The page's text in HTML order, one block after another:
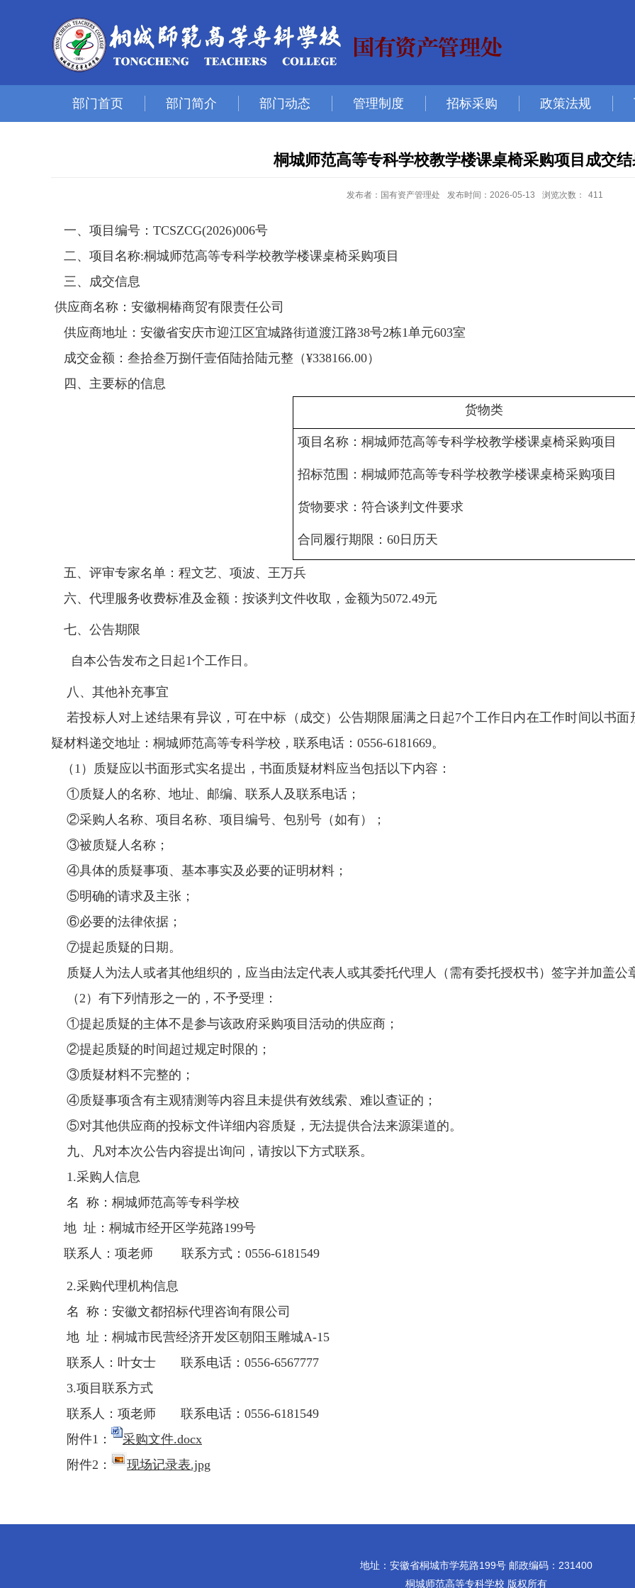
部门首页 部门简介 部门动态 管理制度 招标采购 政策法规
桐城师范高等专科学校教学楼课桌椅采购项目成交
发布者：国有资产管理处 发布时间：2026-05-13 浏览次数： 411
一、项目编号： TCSZCG(2026)006号
二、项目名称:桐城师范高等专科学校教学楼课桌椅采购项目
三、成交信息
供应商名称： 安徽桐椿商贸有限责任公司
供应商地址：安徽省安庆市迎江区宜城路街道渡江路38号2栋1单元603室
成交金额：叁拾叁万捌仟壹佰陆拾陆元整（¥338166.00）
四、主要标的信息
货物类
项目名称： 桐城师范高等专科学校教学楼课桌椅采购项目
招标范围： 桐城师范高等专科学校教学楼课桌椅采购项目
货物要求：符合谈判文件要求
合同履行期限 ： 60日历天
五、评审专家名单： 程文艺、项波、王万兵
六、代理服务收费标准及金额：按谈判 文件收取 ，金额为5072.49元
七、公告期限
自本公告发布之日起1个工作日。
八、其他补充事宜
若投标人对上述结果有异议，可在中标（成交）公告期限届满之日起7个工作日内在工作时间以书
疑材料递交地址：桐城师范高等专科学校，联系电话：0556-6181669。
（ 1）质疑应以书面形式实名提出，书面质疑材料应当包括以下内容：
①质疑人的名称、地址、邮编、联系人及联系电话；
②采购人名称、项目名称、项目编号、包别号（如有）；
③被质疑人名称；
④具体的质疑事项、基本事实及必要的证明材料；
⑤明确的请求及主张；
⑥必要的法律依据；
⑦提起质疑的日期。
质疑人为法人或者其他组织的，应当由法定代表人或其委托代理人（需有委托授权书）签字并加盖公
（2）有下列情形之一的，不予受理：
①提起质疑的主体不是参与该政府采购项目活动的供应商；
②提起质疑的时间超过规定时限的；
③质疑材料不完整的；
④质疑事项含有主观猜测等内容且未提供有效线索、难以查证的；
⑤对其他供应商的投标文件详细内容质疑，无法提供合法来源渠道的。
九、凡对本次公告内容提出询问，请按以下方式联系。
1.采购人信息
名
称 ：桐城师范高等专科学校
地 址：桐城市经开区学苑路199号
联系人：项老师 联系方式：0556-6181549
2.采购代理机构信息
名
称 ：安徽文都招标代理咨询有限公司
地 址：桐城市民营经济开发区朝阳玉雕城A-15
联系人： 叶女士 联系电话：0556-6567777
3.项目联系方式
联系人：项老师 联系电话：0556-6181549
附件1：
采购文件.docx
附件2：
现场记录表.jpg
地址：安徽省桐城市学苑路199号 邮政编码：231400
桐城师范高等专科学校 版权所有